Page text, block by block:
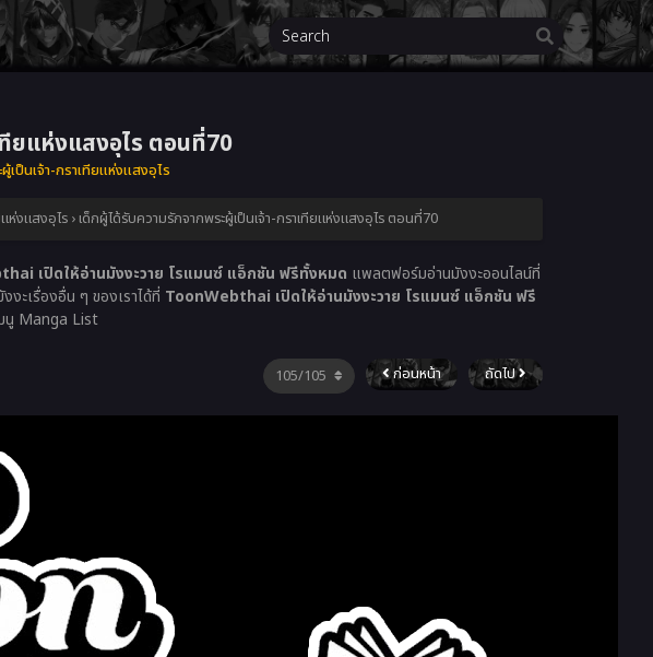
ยแห่งแสงอุไร ตอนที่70
เป็นเจ้า-กราเทียแห่งแสงอุไร
ห่งแสงอุไร › เด็กผู้ได้รับความรักจากพระผู้เป็นเจ้า-กราเทียแห่งแสงอุไร ตอนที่70
เปิดให้อ่านมังงะวาย โรแมนซ์ แอ็กชัน ฟรีทั้งหมด แพลตฟอร์มอ่านมังงะออนไลน์ที่
ะเรื่องอื่น ๆ ของเราได้ที่ ToonWebthai เปิดให้อ่านมังงะวาย โรแมนซ์ แอ็กชัน ฟรี
มนู Manga List
ก่อนหน้า ถัดไป